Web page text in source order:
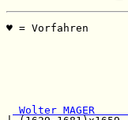
♥ =
Wolter MAGER